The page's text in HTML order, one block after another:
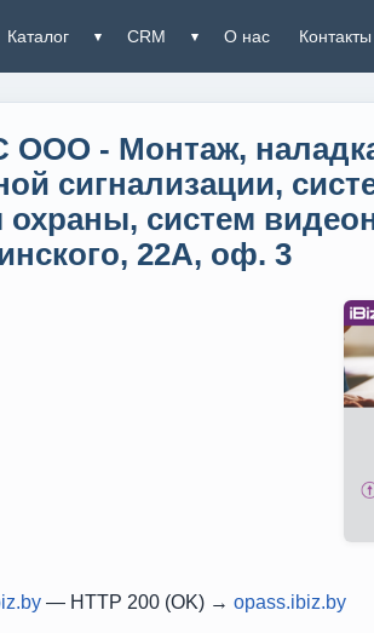
Каталог ▾ CRM ▾ О нас Контакты
- Монтаж, наладка
сигнализации,
охраны, систем
22А, оф. 3
— HTTP 200 (OK) → opass.ibiz.by